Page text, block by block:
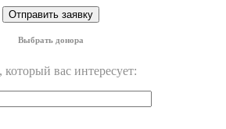
Выбрать донора
который вас интересует: